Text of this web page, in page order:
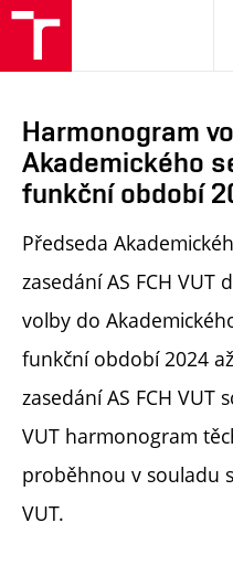
Harmonogram
Akademického
funkční období
Předseda
zasedání AS FCH VUT
volby do
funkční období 2024
zasedání AS FCH VUT
VUT harmonogram
proběhnou v souladu
VUT.